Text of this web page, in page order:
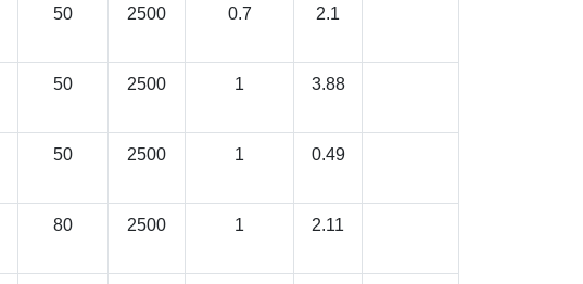
50 2500 0.7 2.1
50 2500 1 3.88
50 2500 1 0.49
80 2500 1 2.11